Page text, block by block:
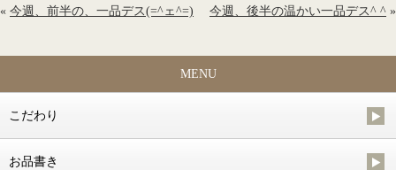
« 今週、前半の、一品デス(=^ェ^=) 今週、後半の温かい一品デス^ ^ »
MENU
こだわり
お品書き